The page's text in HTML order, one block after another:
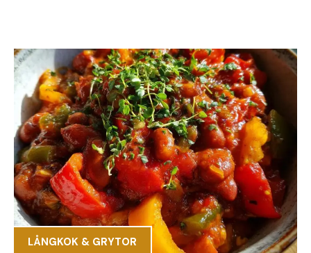
LÅNGKOK & GRYTOR